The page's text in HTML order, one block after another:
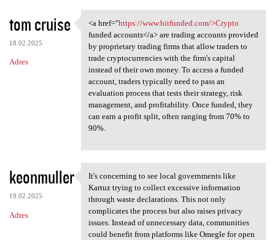
tom cruise
18.02.2025
Adres
<a href="https://www
<a href="https://www.bitfunded.com/>Crypto
funded accounts</a> are trading accounts provided
by proprietary trading firms that allow traders to
trade cryptocurrencies with the firm's capital
instead of their own money. To access a funded
account, traders typically need to pass an
evaluation process that tests their strategy, risk
management, and profitability. Once funded, they
can earn a profit split, often ranging from 70% to
90%.
keonmuller
19.02.2025
Adres
It's concerning to see local
It's concerning to see local governments like
Kartuz trying to collect excessive information
through waste declarations. This not only
complicates the process but also raises privacy
issues. Instead of unnecessary data, communities
could benefit from platforms like Omegle for open